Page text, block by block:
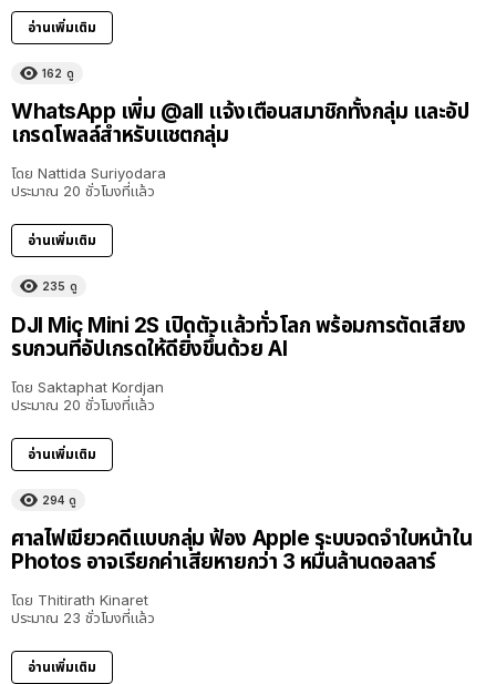
อ่านเพิ่มเติม
162 ดู
WhatsApp เพิ่ม @all แจ้งเตือนสมาชิกทั้งกลุ่ม และอัป
เกรดโพลล์สำหรับแชตกลุ่ม
โดย Nattida Suriyodara
ประมาณ 20 ชั่วโมงที่แล้ว
อ่านเพิ่มเติม
235 ดู
DJI Mic Mini 2S เปิดตัวแล้วทั่วโลก พร้อมการตัดเสียง
รบกวนที่อัปเกรดให้ดียิ่งขึ้นด้วย AI
โดย Saktaphat Kordjan
ประมาณ 20 ชั่วโมงที่แล้ว
อ่านเพิ่มเติม
294 ดู
ศาลไฟเขียวคดีแบบกลุ่ม ฟ้อง Apple ระบบจดจำใบหน้าใน
Photos อาจเรียกค่าเสียหายกว่า 3 หมื่นล้านดอลลาร์
โดย Thitirath Kinaret
ประมาณ 23 ชั่วโมงที่แล้ว
อ่านเพิ่มเติม